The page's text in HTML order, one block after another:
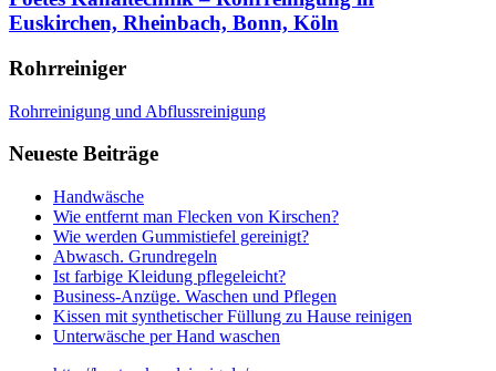
Euskirchen, Rheinbach, Bonn, Köln
Rohrreiniger
Rohrreinigung und Abflussreinigung
Neueste Beiträge
Handwäsche
Wie entfernt man Flecken von Kirschen?
Wie werden Gummistiefel gereinigt?
Abwasch. Grundregeln
Ist farbige Kleidung pflegeleicht?
Business-Anzüge. Waschen und Pflegen
Kissen mit synthetischer Füllung zu Hause reinigen
Unterwäsche per Hand waschen